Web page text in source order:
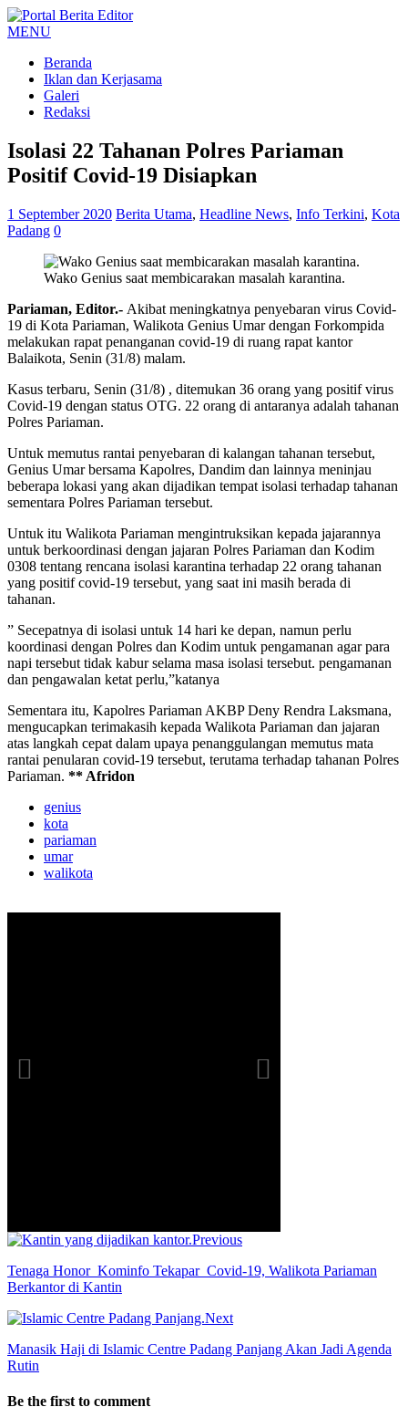
MENU
Beranda
Iklan dan Kerjasama
Galeri
Redaksi
Isolasi 22 Tahanan Polres Pariaman
Positif Covid-19 Disiapkan
1 September 2020 Berita Utama, Headline News, Info Terkini, Kota
Padang 0
Wako Genius saat membicarakan masalah karantina.
Pariaman, Editor.- Akibat meningkatnya penyebaran virus Covid-
19 di Kota Pariaman, Walikota Genius Umar dengan Forkompida
melakukan rapat penanganan covid-19 di ruang rapat kantor
Balaikota, Senin (31/8) malam.
Kasus terbaru, Senin (31/8) , ditemukan 36 orang yang positif virus
Covid-19 dengan status OTG. 22 orang di antaranya adalah tahanan
Polres Pariaman.
Untuk memutus rantai penyebaran di kalangan tahanan tersebut,
Genius Umar bersama Kapolres, Dandim dan lainnya meninjau
beberapa lokasi yang akan dijadikan tempat isolasi terhadap tahanan
sementara Polres Pariaman tersebut.
Untuk itu Walikota Pariaman mengintruksikan kepada jajarannya
untuk berkoordinasi dengan jajaran Polres Pariaman dan Kodim
0308 tentang rencana isolasi karantina terhadap 22 orang tahanan
yang positif covid-19 tersebut, yang saat ini masih berada di
tahanan.
” Secepatnya di isolasi untuk 14 hari ke depan, namun perlu
koordinasi dengan Polres dan Kodim untuk pengamanan agar para
napi tersebut tidak kabur selama masa isolasi tersebut. pengamanan
dan pengawalan ketat perlu,”katanya
Sementara itu, Kapolres Pariaman AKBP Deny Rendra Laksmana,
mengucapkan terimakasih kepada Walikota Pariaman dan jajaran
atas langkah cepat dalam upaya penanggulangan memutus mata
rantai penularan covid-19 tersebut, terutama terhadap tahanan Polres
Pariaman. ** Afridon
genius
kota
pariaman
umar
walikota
Previous
Tenaga Honor Kominfo Tekapar Covid-19, Walikota Pariaman
Berkantor di Kantin
Next
Manasik Haji di Islamic Centre Padang Panjang Akan Jadi Agenda
Rutin
Be the first to comment